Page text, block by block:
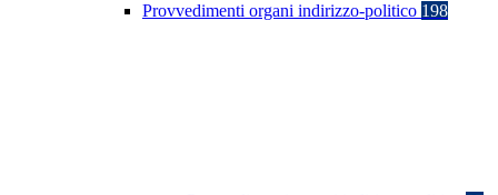
Provvedimenti organi indirizzo-politico 198